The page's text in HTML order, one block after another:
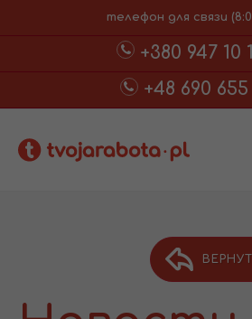
телефон для связи
+380 947 10
+48 690 655